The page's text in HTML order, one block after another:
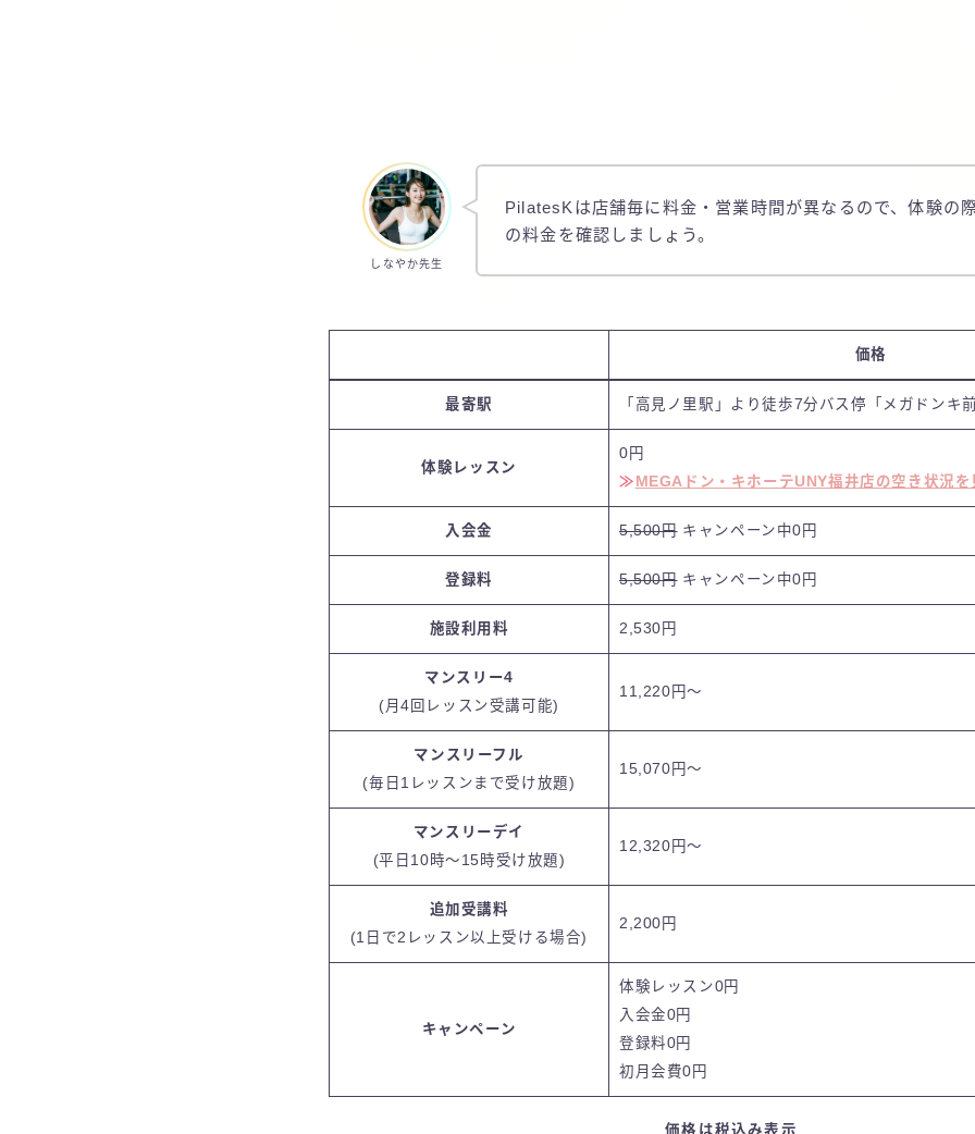
しなやか先生
PilatesKは店舗毎に料金・営業時間が異なるので、体験の
の料金を確認しましょう。
価格
最寄駅 「高見ノ里駅」より徒歩7分バス停「メガドンキ
体験レッスン
0円
≫ MEGAドン・キホーテUNY福井店の空き状況を
入会金 5,500円キャンペーン中0円
登録料 5,500円キャンペーン中0円
施設利用料 2,530円
マンスリー4
(月4回レッスン受講可能)
11,220円〜
マンスリーフル
(毎日1レッスンまで受け放題)
15,070円〜
マンスリーデイ
(平日10時～15時受け放題)
12,320円〜
追加受講料
(1日で2レッスン以上受ける場合)
2,200円
キャンペーン
体験レッスン0円
入会金0円
登録料0円
初月会費0円
価格は税込み表示